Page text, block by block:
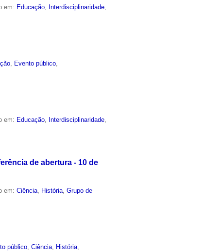
em: Educação, Interdisciplinaridade,
Evento público
em: Educação Interdisciplinaridade
de abertura - 10 de
em:Ciência, História,Grupo de
público ,Ciência História